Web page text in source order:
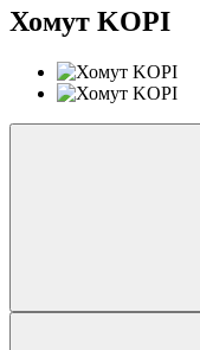
Хомут KOPI